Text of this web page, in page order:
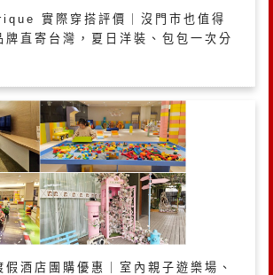
實際穿搭評價｜沒門市也值得
牌直寄台灣，夏日洋裝、包包一次分
假酒店團購優惠｜室內親子遊樂場、